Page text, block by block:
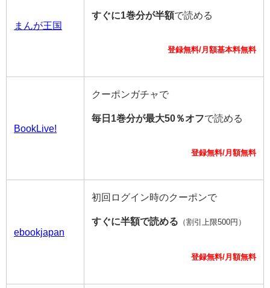
まんが王国
すぐに1巻分が半額で読める
登録無料/月額基本料無料
BookLive!
クーポンガチャで
毎日1巻分が最大50％オフで読める
登録無料/月額無料
ebookjapan
初回ログイン時のクーポンで
すぐに半額で読める （割引上限500円）
登録無料/月額無料